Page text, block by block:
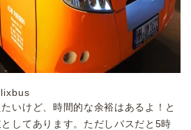
いけど、時間的な余裕はあるよ！と
してあります。ただしバスだと5時